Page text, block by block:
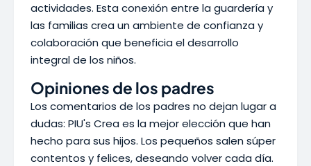
actividades. Esta conexión entre la guardería y
las familias crea un ambiente de confianza y
colaboración que beneficia el desarrollo
integral de los niños.
Opiniones de los padres
Los comentarios de los padres no dejan lugar a
dudas: PIU's Crea es la mejor elección que han
hecho para sus hijos. Los pequeños salen súper
contentos y felices, deseando volver cada día.